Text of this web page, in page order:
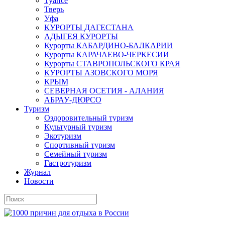
Тверь
Уфа
КУРОРТЫ ДАГЕСТАНА
АДЫГЕЯ КУРОРТЫ
Курорты КАБАРДИНО-БАЛКАРИИ
Курорты КАРАЧАЕВО-ЧЕРКЕСИИ
Курорты СТАВРОПОЛЬСКОГО КРАЯ
КУРОРТЫ АЗОВСКОГО МОРЯ
КРЫМ
СЕВЕРНАЯ ОСЕТИЯ - АЛАНИЯ
АБРАУ-ДЮРСО
Туризм
Оздоровительный туризм
Культурный туризм
Экотуризм
Спортивный туризм
Семейный туризм
Гастротуризм
Журнал
Новости